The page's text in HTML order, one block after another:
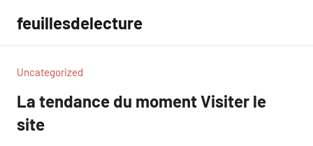
contenu
feuillesdelecture
Uncategorized
La tendance du moment Visiter le
site